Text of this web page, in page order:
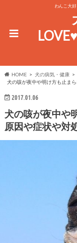
わんこ大
HOME
犬の病気・健康
犬の咳が夜中や明け方も止ま
2017.01.06
犬の咳が夜中や
原因や症状や対